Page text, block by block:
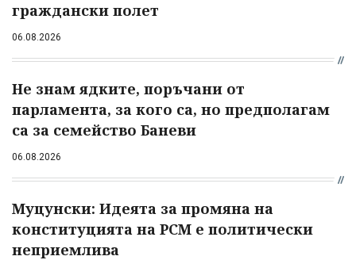
граждански полет
06.08.2026
Не знам ядките, поръчани от
парламента, за кого са, но предполагам
са за семейство Баневи
06.08.2026
Муцунски: Идеята за промяна на
конституцията на РСМ е политически
неприемлива